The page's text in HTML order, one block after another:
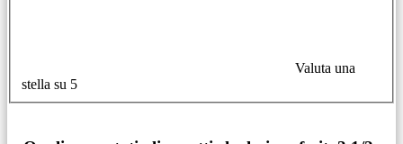
Valuta una
stella su 5